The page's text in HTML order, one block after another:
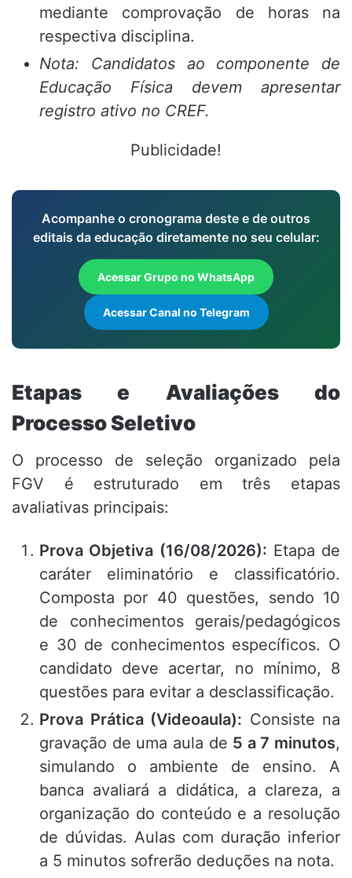
mediante comprovação de horas na
respectiva disciplina.
Nota: Candidatos ao componente de
Educação Física devem apresentar
registro ativo no CREF.
Publicidade!
Acompanhe o cronograma deste e de outros
editais da educação diretamente no seu celular:
Acessar Grupo no WhatsApp
Acessar Canal no Telegram
Etapas e Avaliações do
Processo Seletivo
O processo de seleção organizado pela
FGV é estruturado em três etapas
avaliativas principais:
Prova Objetiva (16/08/2026): Etapa de
caráter eliminatório e classificatório.
Composta por 40 questões, sendo 10
de conhecimentos gerais/pedagógicos
e 30 de conhecimentos específicos. O
candidato deve acertar, no mínimo, 8
questões para evitar a desclassificação.
Prova Prática (Videoaula): Consiste na
gravação de uma aula de 5 a 7 minutos,
simulando o ambiente de ensino. A
banca avaliará a didática, a clareza, a
organização do conteúdo e a resolução
de dúvidas. Aulas com duração inferior
a 5 minutos sofrerão deduções na nota.